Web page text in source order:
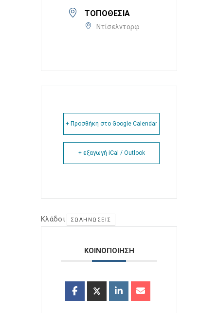
ΤΟΠΟΘΕΣΊΑ
Ντίσελντορφ
+ Προσθήκη στο Google Calendar
+ εξαγωγή iCal / Outlook
Κλάδοι ΣΩΛΗΝΏΣΕΙΣ
ΚΟΙΝΟΠΟΙΗΣΗ